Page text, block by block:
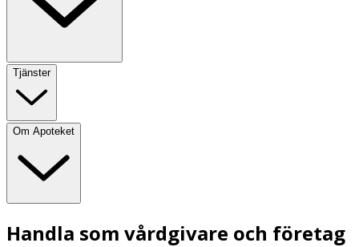
Tjänster
Om Apoteket
Handla som vårdgivare och företag